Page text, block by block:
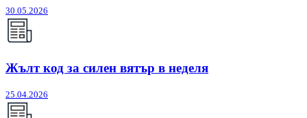
30.05.2026
Жълт код за силен вятър в неделя
25.04.2026